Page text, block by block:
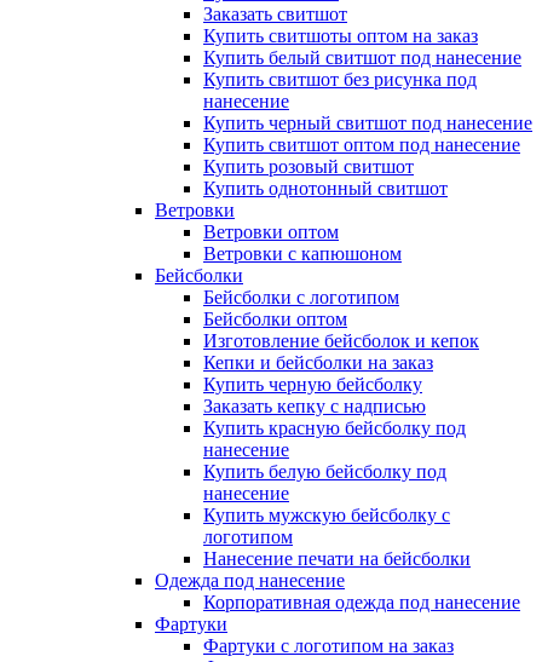
Заказать свитшот
Купить свитшоты оптом на заказ
Купить белый свитшот под нанесение
Купить свитшот без рисунка под
нанесение
Купить черный свитшот под нанесение
Купить свитшот оптом под нанесение
Купить розовый свитшот
Купить однотонный свитшот
Ветровки
Ветровки оптом
Ветровки с капюшоном
Бейсболки
Бейсболки с логотипом
Бейсболки оптом
Изготовление бейсболок и кепок
Кепки и бейсболки на заказ
Купить черную бейсболку
Заказать кепку с надписью
Купить красную бейсболку под
нанесение
Купить белую бейсболку под
нанесение
Купить мужскую бейсболку с
логотипом
Нанесение печати на бейсболки
Одежда под нанесение
Корпоративная одежда под нанесение
Фартуки
Фартуки с логотипом на заказ